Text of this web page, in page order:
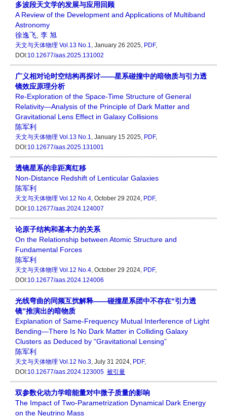
多波段天文学的发展与应用回顾
A Review of the Development and Applications of Multiband
Astronomy
徐逸飞 李 旭
天文与天体物理 Vol.13 No.1, January 26 2025, PDF,
DOI:10.12677/aas.2025.131002
广义相对论时空结构再探讨——星系碰撞中的暗物质与引力透
镜效应原理分析
Re-Exploration of the Space-Time Structure of General
Relativity—Analysis of the Principle of Dark Matter and
Gravitational Lens Effect in Galaxy Collisions
陈军利
天文与天体物理 Vol.13 No.1, January 15 2025, PDF,
DOI:10.12677/aas.2025.131001
透镜星系的非距离红移
Non-Distance Redshift of Lenticular Galaxies
陈军利
天文与天体物理 Vol.12 No.4, October 29 2024, PDF,
DOI:10.12677/aas.2024.124007
论原子结构和基本力的关系
On the Relationship between Atomic Structure and
Fundamental Forces
陈军利
天文与天体物理 Vol.12 No.4, October 29 2024, PDF,
DOI:10.12677/aas.2024.124006
光线弯曲的同频互扰解释——碰撞星系团中不存在“引力透
镜”推演出的暗物质
Explanation of Same-Frequency Mutual Interference of Light
Bending—There Is No Dark Matter in Colliding Galaxy
Clusters as Deduced by “Gravitational Lensing”
陈军利
天文与天体物理 Vol.12 No.3, July 31 2024, PDF,
DOI:10.12677/aas.2024.123005 被引量
双参数化动力学暗能量对中微子质量的影响
The Impact of Two-Parametrization Dynamical Dark Energy
on the Neutrino Mass